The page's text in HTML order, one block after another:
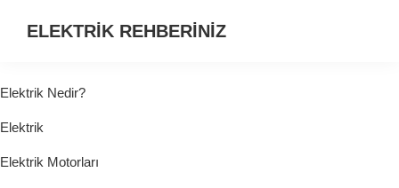
ELEKTRİK REHBERİNİZ
HER
ŞEY...
Elektrik Nedir?
Elektrik
Elektrik Motorları